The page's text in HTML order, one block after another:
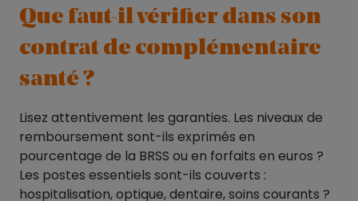
Que faut-il vérifier dans son
contrat de complémentaire
santé ?
Lisez attentivement les garanties. Les niveaux de
remboursement sont-ils exprimés en
pourcentage de la BRSS ou en forfaits en euros ?
Les postes essentiels sont-ils couverts :
hospitalisation, optique, dentaire, soins courants ?